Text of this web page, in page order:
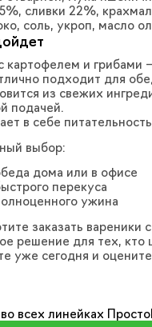
сливки 22%,
соль, укроп, масло
картофелем и грибами
подходит для
из свежих
подачей.
в себе
выбор:
дома или в офисе
перекуса
ужина
заказать
решение для тех, кто
уже сегодня и
всех линейках